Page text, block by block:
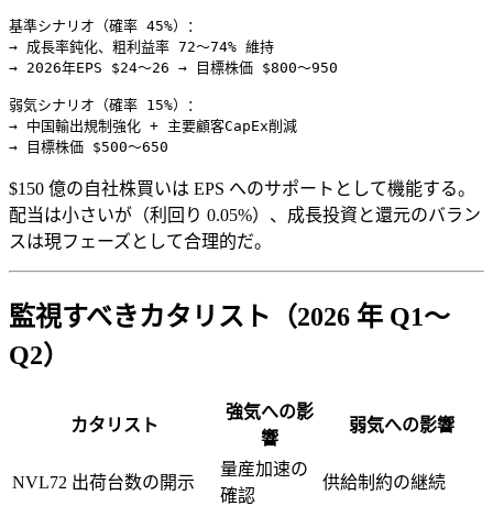
基準シナリオ（確率 45%）：
→ 成長率鈍化、粗利益率 72〜74% 維持
→ 2026年EPS $24〜26 → 目標株価 $800〜950
弱気シナリオ（確率 15%）：
→ 中国輸出規制強化 + 主要顧客CapEx削減
$150 億の自社株買いは EPS へのサポートとして機能する。
配当は小さいが（利回り 0.05%）、成長投資と還元のバラン
スは現フェーズとして合理的だ。
監視すべきカタリスト（2026 年 Q1〜
Q2）
カタリスト
強気への影
響
弱気への影響
NVL72 出荷台数の開示
量産加速の
確認
供給制約の継続